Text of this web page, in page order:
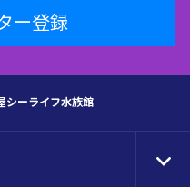
ー登録
シーライフ水族館